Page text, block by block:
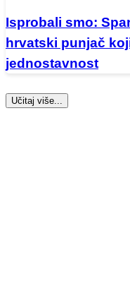
Isprobali smo:
hrvatski punjač
jednostavnost
Učitaj više...